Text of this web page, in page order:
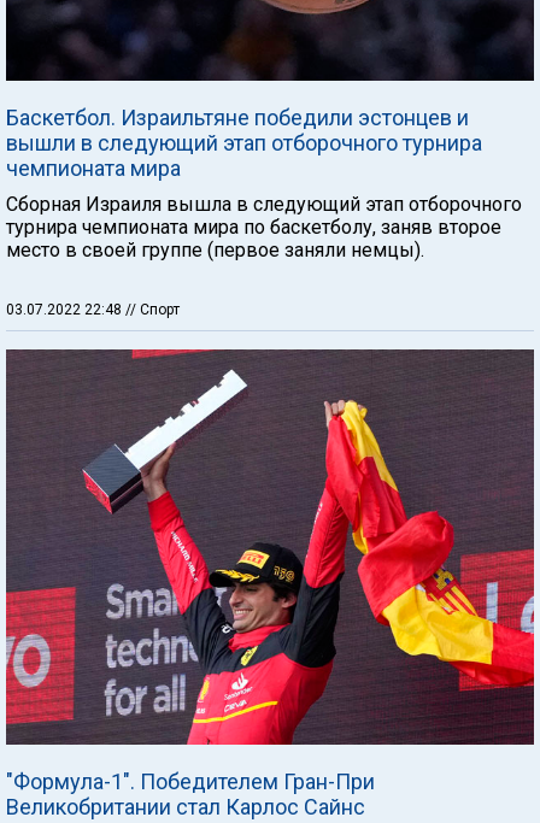
Баскетбол. Израильтяне победили эстонцев и
вышли в следующий этап отборочного турнира
чемпионата мира
Сборная Израиля вышла в следующий этап отборочного
турнира чемпионата мира по баскетболу, заняв второе
место в своей группе (первое заняли немцы).
03.07.2022 22:48 // Спорт
"Формула-1". Победителем Гран-При
Великобритании стал Карлос Сайнс